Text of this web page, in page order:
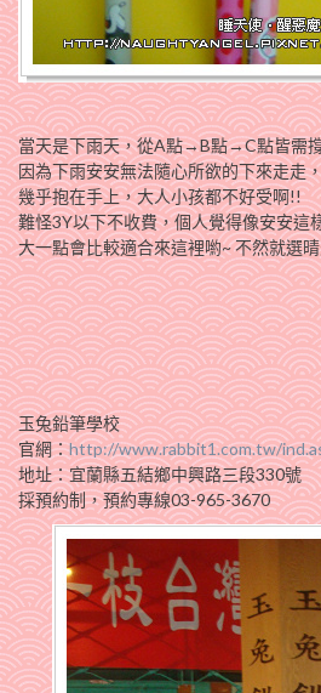
當天是下雨天，從A點→B點→C點皆需
因為下雨安安無法隨心所欲的下來走走
幾乎抱在手上，大人小孩都不好受啊!!
難怪3Y以下不收費，個人覺得像安安這
大一點會比較適合來這裡喲~ 不然就選
玉兔鉛筆學校
官網：http://www.rabbit1.com.tw/
地址：宜蘭縣五結鄉中興路三段330號
採預約制，預約專線03-965-3670